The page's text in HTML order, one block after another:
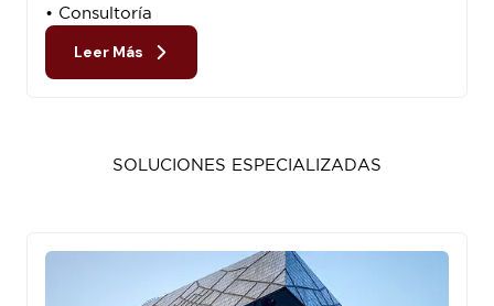
• Consultoría
Leer Más
SOLUCIONES ESPECIALIZADAS